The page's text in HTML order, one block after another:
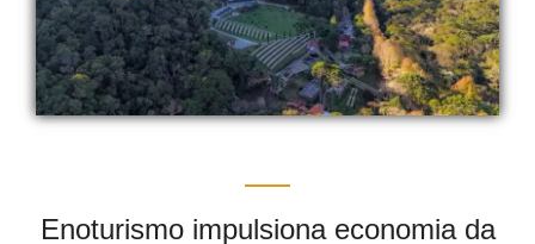
Enoturismo impulsiona economia da